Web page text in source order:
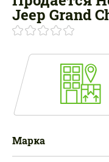
Jeep Grand
Марка